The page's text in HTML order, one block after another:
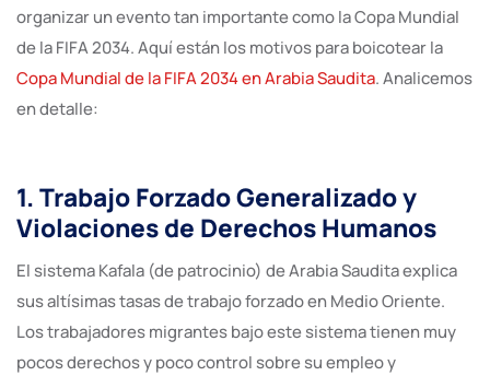
organizar un evento tan importante como la Copa Mundial
de la FIFA 2034. Aquí están los motivos para boicotear la
Copa Mundial de la FIFA 2034 en Arabia Saudita. Analicemos
en detalle:
1. Trabajo Forzado Generalizado y
Violaciones de Derechos Humanos
El sistema Kafala (de patrocinio) de Arabia Saudita explica
sus altísimas tasas de trabajo forzado en Medio Oriente.
Los trabajadores migrantes bajo este sistema tienen muy
pocos derechos y poco control sobre su empleo y